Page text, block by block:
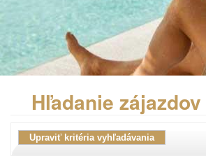
Hľadanie zájazdov